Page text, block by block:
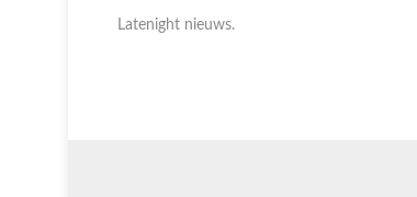
Latenight nieuws.